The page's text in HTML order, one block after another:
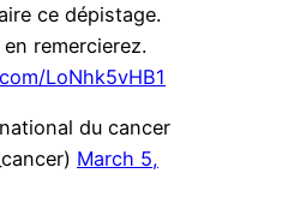
ce dépistage.
remercierez.
LoNhk5vHB1
du cancer
March 5,